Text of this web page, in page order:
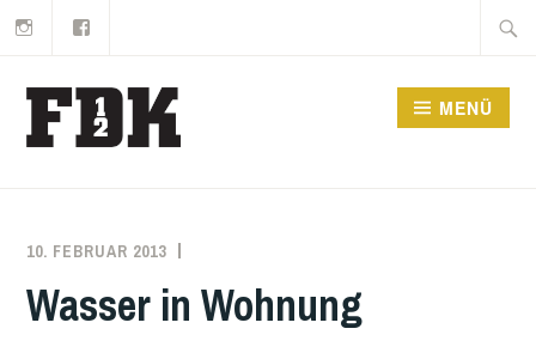
Zum
springen
Suche
MENÜ
10. FEBRUAR 2013
Wasser in Wohnung